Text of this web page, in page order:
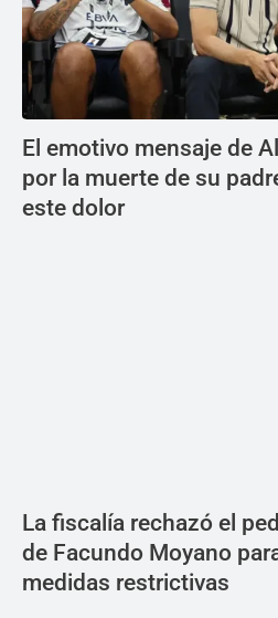
El emotivo mensaje de
por la muerte de su
este dolor
La fiscalía rechazó el
de Facundo Moyano
medidas restrictivas